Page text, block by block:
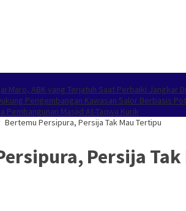
Maro, ABK yang Terjatuh Saat Perbaiki Jangkar
Pengembangan Kawasan Salor Berbasis
Pembangunan Masjid At-Taqwa Kurik
Bertemu Persipura, Persija Tak Mau Tertipu
Persija